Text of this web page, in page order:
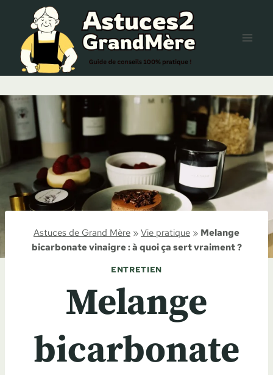
contenu
Astuces de Grand Mère »Vie pratique » Melange
bicarbonate vinaigre : à quoi ça sert vraiment ?
ENTRETIEN
Melange
bicarbonate